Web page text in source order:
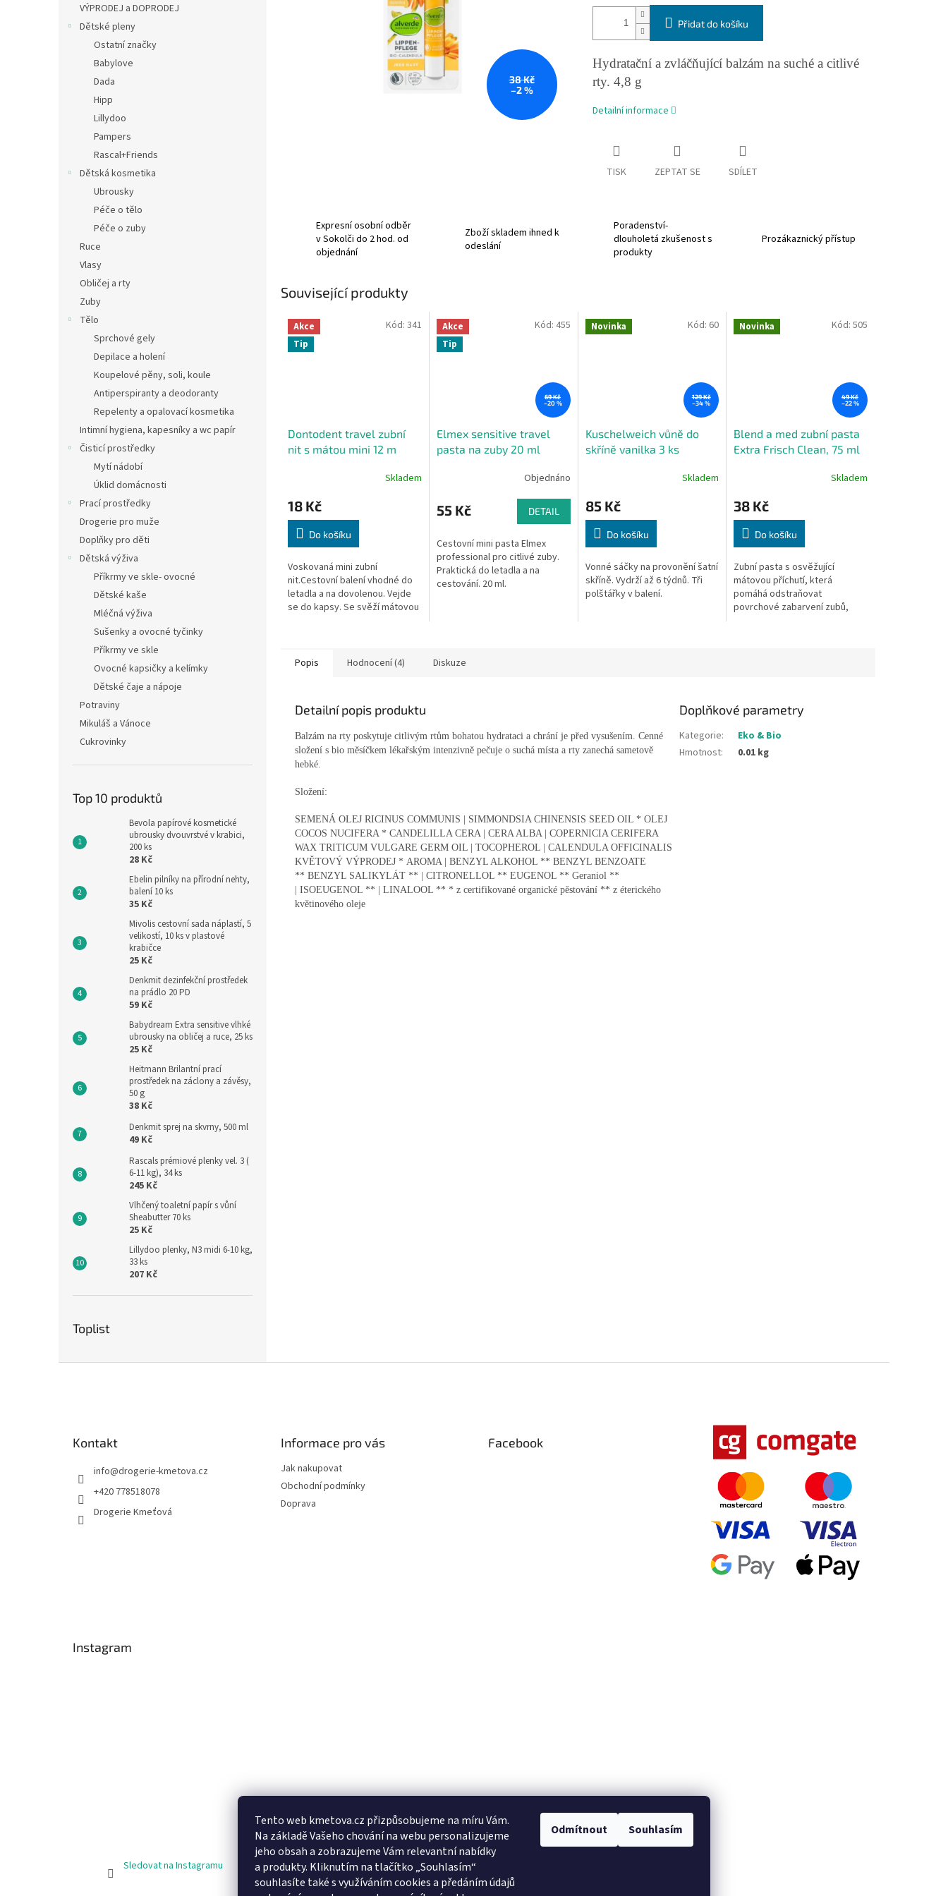
Tento web kmetova.cz přizpůsobujeme na míru Vám.
Na základě Vašeho chování na webu personalizujeme
jeho obsah a zobrazujeme Vám relevantní nabídky
a produkty. Kliknutím na tlačítko „Souhlasím“
souhlasíte také s využíváním cookies a předáním údajů
Odmítnout Souhlasím
VÝPRODEJ a DOPRODEJ
Dětské pleny
Ostatní značky
Babylove
Dada
Hipp
Lillydoo
Pampers
Rascal+Friends
Dětská kosmetika
Ubrousky
Péče o tělo
Péče o zuby
Ruce
Vlasy
Obličej a rty
Zuby
Tělo
Sprchové gely
Depilace a holení
Koupelové pěny, soli, koule
Antiperspiranty a deodoranty
Repelenty a opalovací kosmetika
Intimní hygiena, kapesníky a wc papír
Čisticí prostředky
Mytí nádobí
Úklid domácnosti
Prací prostředky
Drogerie pro muže
Doplňky pro děti
Dětská výživa
Příkrmy ve skle- ovocné
Dětské kaše
Mléčná výživa
Sušenky a ovocné tyčinky
Příkrmy ve skle
Ovocné kapsičky a kelímky
Dětské čaje a nápoje
Potraviny
Mikuláš a Vánoce
Cukrovinky
Top 10 produktů
Bevola papírové kosmetické
ubrousky dvouvrstvé v krabici,
200 ks
28 Kč
Ebelin pilníky na přírodní nehty,
balení 10 ks
35 Kč
Mivolis cestovní sada náplastí, 5
velikostí, 10 ks v plastové
krabičce
25 Kč
Denkmit dezinfekční prostředek
na prádlo 20 PD
59 Kč
Babydream Extra sensitive vlhké
ubrousky na obličej a ruce, 25 ks
25 Kč
Heitmann Brilantní prací
prostředek na záclony a závěsy,
50 g
38 Kč
Denkmit sprej na skvrny, 500 ml
49 Kč
Rascals prémiové plenky vel. 3 (
6-11 kg), 34 ks
245 Kč
Vlhčený toaletní papír s vůní
Sheabutter 70 ks
25 Kč
Lillydoo plenky, N3 midi 6-10 kg,
33 ks
207 Kč
Toplist
38 Kč
–2 %
Přidat do košíku
Hydratační a zvláčňující balzám na suché a citlivé
rty. 4,8 g
Detailní informace
TISK ZEPTAT SE SDÍLET
Expresní osobní odběr
v Sokolči do 2 hod. od
objednání
Zboží skladem ihned k
odeslání
Poradenství-
dlouholetá zkušenost s
produkty
Prozákaznický přístup
Související produkty
Akce
Tip
Dontodent travel zubní
nit s mátou mini 12 m
Skladem
18 Kč
Do košíku
Voskovaná mini zubní
nit.Cestovní balení vhodné do
letadla a na dovolenou. Vejde
se do kapsy. Se svěží mátovou
Kód: 341
Akce
Tip
69 Kč
–20 %
Elmex sensitive travel
pasta na zuby 20 ml
Objednáno
55 Kč DETAIL
Cestovní mini pasta Elmex
professional pro citlivé zuby.
Praktická do letadla a na
cestování. 20 ml.
Kód: 455 Novinka
129 Kč
–34 %
Kuschelweich vůně do
skříně vanilka 3 ks
Skladem
85 Kč
Do košíku
Vonné sáčky na provonění šatní
skříně. Vydrží až 6 týdnů. Tři
polštářky v balení.
Kód: 60 Novinka
49 Kč
–22 %
Blend a med zubní pasta
Extra Frisch Clean, 75 ml
Skladem
38 Kč
Do košíku
Zubní pasta s osvěžující
mátovou příchutí, která
pomáhá odstraňovat
povrchové zabarvení zubů,
Kód: 505
Popis Hodnocení (4) Diskuze
Detailní popis produktu
Balzám na rty poskytuje citlivým rtům bohatou hydrataci a chrání je před vysušením. Cenné
složení s bio měsíčkem lékařským intenzivně pečuje o suchá místa a rty zanechá sametově
hebké.
Složení:
SEMENÁ OLEJ RICINUS COMMUNIS | SIMMONDSIA CHINENSIS SEED OIL * OLEJ
COCOS NUCIFERA * CANDELILLA CERA | CERA ALBA | COPERNICIA CERIFERA
WAX TRITICUM VULGARE GERM OIL | TOCOPHEROL | CALENDULA OFFICINALIS
KVĚTOVÝ VÝPRODEJ * AROMA | BENZYL ALKOHOL ** BENZYL BENZOATE
** BENZYL SALIKYLÁT ** | CITRONELLOL ** EUGENOL ** Geraniol **
| ISOEUGENOL ** | LINALOOL ** * z certifikované organické pěstování ** z éterického
květinového oleje
Doplňkové parametry
Kategorie:
Eko & Bio
Hmotnost: 0.01 kg
Kontakt
info@drogerie-kmetova.cz
+420 778518078
Drogerie Kmeťová
Informace pro vás
Jak nakupovat
Obchodní podmínky
Doprava
Facebook
Instagram
Sledovat na Instagramu